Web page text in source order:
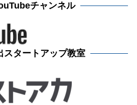
チャンネル
スタートアップ教室